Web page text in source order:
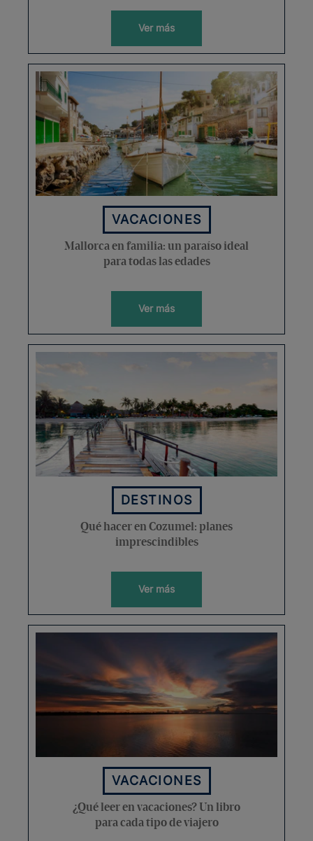
Ver más
VACACIONES
Mallorca en familia: un paraíso ideal
para todas las edades
Ver más
DESTINOS
Qué hacer en Cozumel: planes
imprescindibles
Ver más
VACACIONES
¿Qué leer en vacaciones? Un libro
para cada tipo de viajero